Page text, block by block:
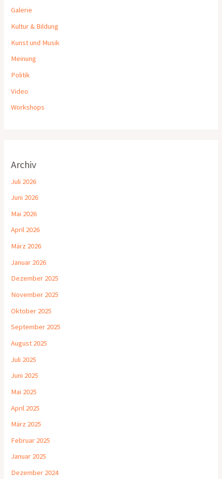
Galerie
Kultur & Bildung
Kunst und Musik
Meinung
Politik
Video
Workshops
Archiv
Juli 2026
Juni 2026
Mai 2026
April 2026
März 2026
Januar 2026
Dezember 2025
November 2025
Oktober 2025
September 2025
August 2025
Juli 2025
Juni 2025
Mai 2025
April 2025
März 2025
Februar 2025
Januar 2025
Dezember 2024